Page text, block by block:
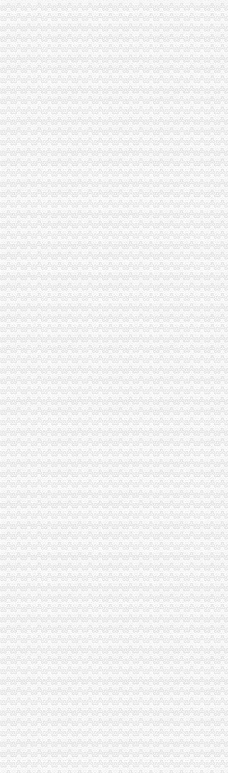
加洲宝宝金盏花是抹湿疹用的吗_育儿问答_宝宝树
松树桥代办执照
《途牛发》浪游冲绳感受翡翠七海【多图】_冲绳游记_途牛
【怪咖吉】文艺控+体育疯游美西深度索旧金山洛杉矶?双城【多
武汉中百：2008年年度报告_股票频道_证券之星
【公司评论、网友点评】重庆钢运置业代理有限公司松树桥分部-职友
重庆市商标变更代理|商标变更代理供应商|供应商标变更人名义变更重
一碗水代办执照
南方院页、南方院公司名录、南方院供应商、南方院制造商
美媒：脸书拥有朗普是否“通俄”的关键
核废料存放隧道恐坍塌美国能源部很着急
严机票代理新政“一碗水端平”在线旅行社盼“白名单”落地
东莞企业公关：企业管理手册-东莞爱问分类
双龙湖代办执照
中央第四环境保护督察组向我省转办的群众信访举报件及地方查处况
重庆渝北兄弟装饰公司在哪里？_装修公司装修|一起网装修
足球节_今日早报
重庆万禧企业管理咨询有限公司2017新招聘信息_电话_地址-58企
重庆桶装水：渝北、江北30分钟至两小时内快速配送桶装水-重庆爱问
双凤桥代办执照
渝北区兴隆镇龙平等（2）个村土地整理项目确定招标代理机构的公告-
根据各级制定的有关优惠政策,现结合我镇实际制定礼.doc
【重庆北碚区龙凤桥】企业|厂家|页|名录_第8页_顺企网
中国对外经济贸易文告（2008年第二十八期）-人文社科区-经济学家
重庆渝北双凤桥工商年检代办公司|重庆列表网
两路代办执照
重庆鹏鑫财务咨询有限公司两路分公司联系方式_信用报告_工商信息-
北京注册公司,北京代办执照,注册公司代理_志趣网
重庆钢运置业代理有限公司两路分公司万科朗润园经营部_【电话地址_
重庆钢运置业代理有限公司两路分公司水木年华经营部_【电话地址_招
南京个体营业执照_南京代办个体营业执照_江苏清航（优质商家）-企
龙溪代办执照
番禺区代办棋牌营业执照-游戏专区-学犀牛中文网
【58同城】代办营业执照代办营业执照
玉环艾德代理（公司注册个体户执照）注册商标续展台州公司注册今
广州市荔湾区龙溪小学食堂承包权采购项目招标公告_中国招标网_广东
执照转让,工商注册,代办营业执照,工商年检王经理_志趣网
空港新城代办执照
政务公开-中国寿光
[年报]重庆百货：2012年年度报告（修订版）-[中财网]
9月温州滨海新区工业用地供地计划_土地挂牌公告_土地资讯_-房天下
郭庄镇:创业“帮办员”帮助青年创业忙_句容宣_新浪博客
【2016年晓旭财务咨询有限公司新招聘信息_电话_地址】-赶集网
新牌坊代办执照
寻求各地的住宿、美食、美景、包车信息（转载）-磨房
长春到【日本樱之旅】全景双飞8日游（南航直飞-东京往返）
重庆香牌坊火锅加盟加盟_代理_重庆香牌坊火锅加盟_电话_加盟费多少
破解中小企业融资困局.pdf文档全文免费阅读、在线看
S*ST华龙：2007年年度报告_中昌数据（）_公告正文_财经_
加洲代办执照
<5日澳洲塔斯马尼亚人定制>【离南近的岛屿+观天然的
代办法国旅游签证|代办欧洲签证|旅行社代办签证_欣欣旅游网
华泰亚洲：更新招募说明书（2015年第2号）_基金频道_证券之星
济宁宝钢涂卷济宁宝钢涂板代理价格
欧洲旅游签证-捷克旅游签证办理流程及需要提供什么资料欧洲申根签
花卉园代办执照
嘉诚跑腿,24小时代办,营业执照、礼品、鲜花-温州58同城
北京世园会园区建设全面启动北京汽车美容今题网
代办园林资质,北京园林绿化资质,北京园林资质代办-一般商务
顺德碧桂园紫罗兰养殖_顺德碧桂园紫罗兰采购/批发_顺德碧桂园紫罗
山东省威海市锦程园林花卉__执照认证
回兴代办执照
深交所信息公告（2011-11-30）_股票频道_证券之星
【图】外地购车回执单一事,求减少阴影面积_福克斯论坛_汽车之家论
渝开发：2010年半年度财务报告_渝开发（000514）_公告正文_财经_
2011全新秋款女妆批发代理加盟-回兴服装/鞋帽/箱包|重庆酷易搜
生产成本工程招标公告_招标信息_北京瑞博恒达招标代理有限公司
渝北区代办执照流程
渝酷味火锅招商_渝酷味火锅加盟_渝酷味火锅代理_渝酷味火锅加盟电
渝北工商执照代办_列表网
外资公司注册-顶呱呱,一站式企业服务平台
工商税务